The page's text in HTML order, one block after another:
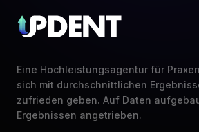
Eine Hochleistungsagentur für
sich mit durchschnittlichen
zufrieden geben. Auf Daten
Ergebnissen angetrieben.